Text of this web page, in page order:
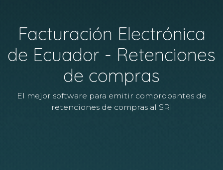
Facturación Electrónica
de Ecuador - Retenciones
de compras
El mejor software para emitir comprobantes de
retenciones de compras al SRI